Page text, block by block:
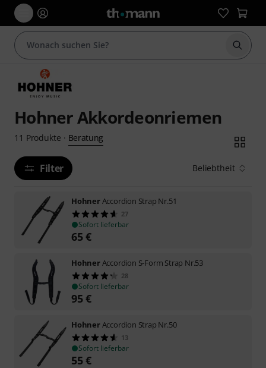
Suche
Hohner Akkordeonriemen
11 Produkte · Beratung
Filter Beliebtheit
HohnerAccordion Strap Nr.51
27
Sofort lieferbar
65€
HohnerAccordion S-Form Strap Nr.53
28
Sofort lieferbar
95€
HohnerAccordion Strap Nr.50
13
Sofort lieferbar
55€